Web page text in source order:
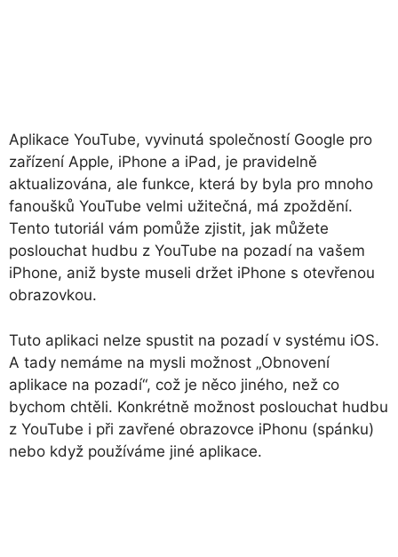
Aplikace YouTube, vyvinutá společností Google pro
zařízení Apple, iPhone a iPad, je pravidelně
aktualizována, ale funkce, která by byla pro mnoho
fanoušků YouTube velmi užitečná, má zpoždění.
Tento tutoriál vám pomůže zjistit, jak můžete
poslouchat hudbu z YouTube na pozadí na vašem
iPhone, aniž byste museli držet iPhone s otevřenou
obrazovkou.
Tuto aplikaci nelze spustit na pozadí v systému iOS.
A tady nemáme na mysli možnost „Obnovení
aplikace na pozadí“, což je něco jiného, ​​než co
bychom chtěli. Konkrétně možnost poslouchat hudbu
z YouTube i při zavřené obrazovce iPhonu (spánku)
nebo když používáme jiné aplikace.